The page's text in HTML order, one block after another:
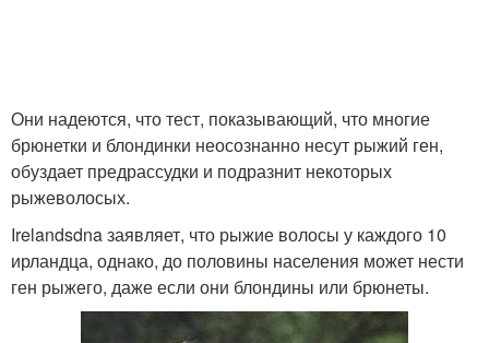
Они надеются, что тест, показывающий, что многие
брюнетки и блондинки неосознанно несут рыжий ген,
обуздает предрассудки и подразнит некоторых
рыжеволосых.
Irelandsdna заявляет, что рыжие волосы у каждого 10
ирландца, однако, до половины населения может нести
ген рыжего, даже если они блондины или брюнеты.